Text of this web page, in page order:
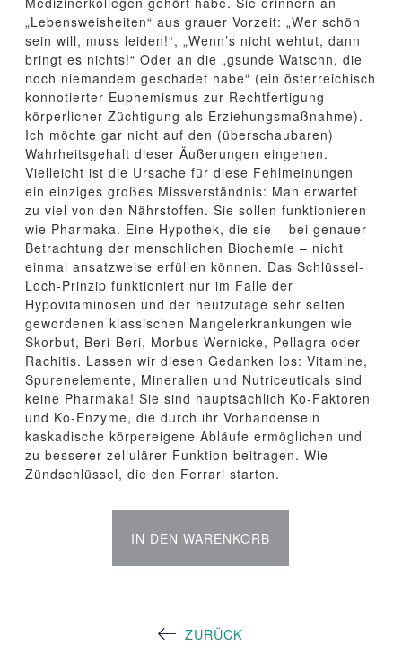
„Lebensweisheiten“ aus grauer Vorzeit: „Wer schön
sein will, muss leiden!“, „Wenn’s nicht wehtut, dann
bringt es nichts!“ Oder an die „gsunde Watschn, die
noch niemandem geschadet habe“ (ein österreichisch
konnotierter Euphemismus zur Rechtfertigung
körperlicher Züchtigung als Erziehungsmaßnahme).
Ich möchte gar nicht auf den (überschaubaren)
Wahrheitsgehalt dieser Äußerungen eingehen.
Vielleicht ist die Ursache für diese Fehlmeinungen
ein einziges großes Missverständnis: Man erwartet
zu viel von den Nährstoffen. Sie sollen funktionieren
wie Pharmaka. Eine Hypothek, die sie – bei genauer
Betrachtung der menschlichen Biochemie – nicht
einmal ansatzweise erfüllen können. Das Schlüssel-
Loch-Prinzip funktioniert nur im Falle der
Hypovitaminosen und der heutzutage sehr selten
gewordenen klassischen Mangelerkrankungen wie
Skorbut, Beri-Beri, Morbus Wernicke, Pellagra oder
Rachitis. Lassen wir diesen Gedanken los: Vitamine,
Spurenelemente, Mineralien und Nutriceuticals sind
keine Pharmaka! Sie sind hauptsächlich Ko-Faktoren
und Ko-Enzyme, die durch ihr Vorhandensein
kaskadische körpereigene Abläufe ermöglichen und
zu besserer zellulärer Funktion beitragen. Wie
Zündschlüssel, die den Ferrari starten.
ZURÜCK